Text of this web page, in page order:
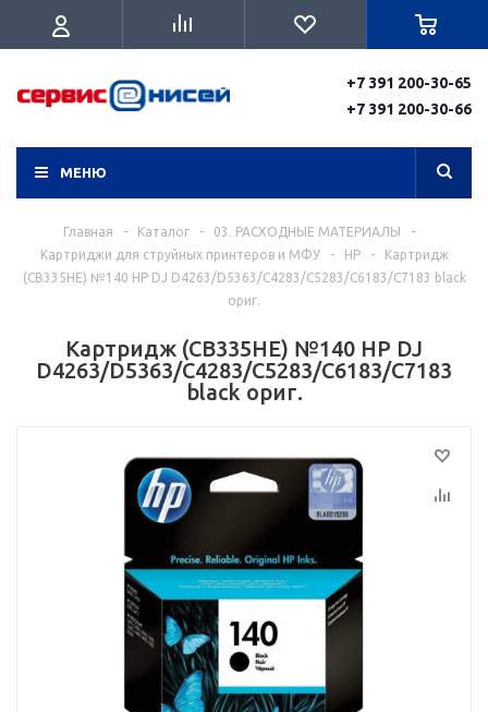
+7 391 200-30-65
+7 391 200-30-66
МЕНЮ
Главная - Каталог - 03. РАСХОДНЫЕ МАТЕРИАЛЫ
-
Картриджи для струйных принтеров и МФУ
- HP -
Картридж
(CB335HE) №140 HP DJ D4263/D5363/C4283/C5283/C6183/C7183 black
ориг.
Картридж (CB335HE) №140 HP DJ
D4263/D5363/C4283/C5283/C6183/C7183
black ориг.